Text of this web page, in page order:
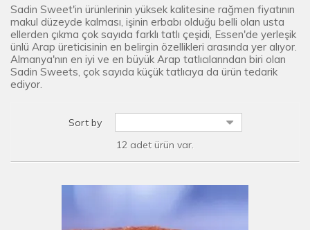
Sadin Sweet'in ürünlerinin yüksek kalitesine rağmen fiyatının
makul düzeyde kalması, işinin erbabı olduğu belli olan usta
ellerden çıkma çok sayıda farklı tatlı çeşidi, Essen'de yerleşik
ünlü Arap üreticisinin en belirgin özellikleri arasında yer alıyor.
Almanya'nın en iyi ve en büyük Arap tatlıcılarından biri olan
Sadin Sweets, çok sayıda küçük tatlıcıya da ürün tedarik
ediyor.
Sort by
12 adet ürün var.